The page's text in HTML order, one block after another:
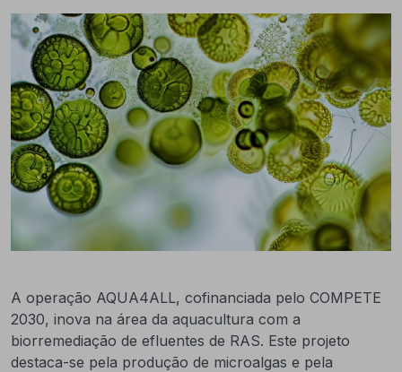
A operação AQUA4ALL, cofinanciada pelo COMPETE
2030, inova na área da aquacultura com a
biorremediação de efluentes de RAS. Este projeto
destaca-se pela produção de microalgas e pela